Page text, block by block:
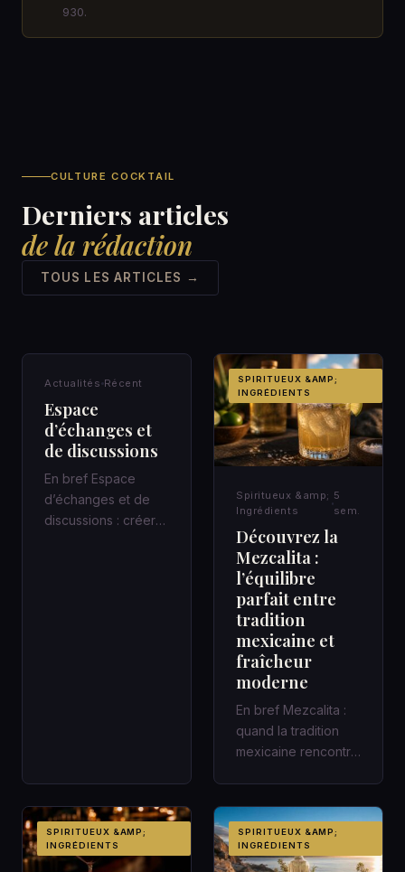
930.
CULTURE COCKTAIL
Derniers articles
de la rédaction
TOUS LES ARTICLES →
ACTUALITÉS
Actualités Récent
Espace
d’échanges et
de discussions
En bref Espace
d’échanges et de
discussions : créer
SPIRITUEUX &AMP;
INGRÉDIENTS
Spiritueux &amp;
Ingrédients
5
sem.
Découvrez la
Mezcalita :
l’équilibre
parfait entre
tradition
mexicaine et
fraîcheur
moderne
En bref Mezcalita :
quand la tradition
mexicaine rencontre
d’a…
SPIRITUEUX &AMP;
INGRÉDIENTS
SPIRITUEUX &AMP;
INGRÉDIENTS